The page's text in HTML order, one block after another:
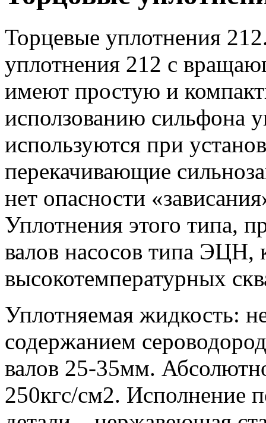
Торцевые уплотнения
уплотнения 212 с
имеют простую и
исползованию сильфона
используются при
перекачивающие
нет опасности
Уплотнения этого типа,
валов насосов типа ЭЦН,
высокотемпературных
Уплотняемая жидкость:
содержанием
валов 25-35мм.
250кгс/см2. Исполнение